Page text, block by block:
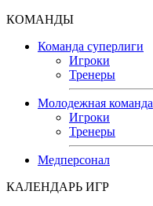
КОМАНДЫ
Команда суперлиги
Игроки
Тренеры
Молодежная команда
Игроки
Тренеры
Медперсонал
КАЛЕНДАРЬ ИГР